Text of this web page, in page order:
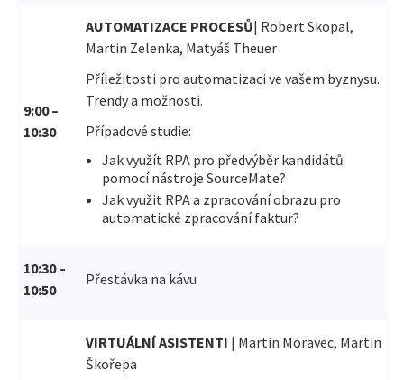
9:00 –
10:30
AUTOMATIZACE PROCESŮ| Robert Skopal,
Martin Zelenka, Matyáš Theuer
Příležitosti pro automatizaci ve vašem byznysu.
Trendy a možnosti.
Případové studie:
Jak využít RPA pro předvýběr kandidátů
pomocí nástroje SourceMate?
Jak využit RPA a zpracování obrazu pro
automatické zpracování faktur?
10:30 –
10:50
Přestávka na kávu
VIRTUÁLNÍ ASISTENTI | Martin Moravec, Martin
Škořepa